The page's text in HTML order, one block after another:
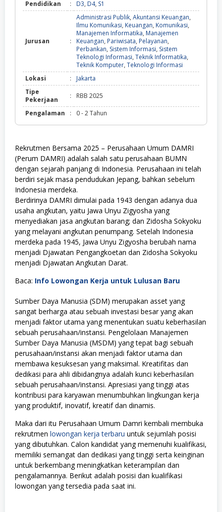
Pendidikan : D3, D4, S1
Jurusan :
Administrasi Publik, Akuntansi Keuangan,
Ilmu Komunikasi, Keuangan, Komunikasi,
Manajemen Informatika, Manajemen
Keuangan, Pariwisata, Pelayanan,
Perbankan, Sistem Informasi, Sistem
Teknologi Informasi, Teknik Informatika,
Teknik Komputer, Teknologi Informasi
Lokasi
:
Jakarta
Tipe
Pekerjaan
: RBB 2025
Pengalaman : 0 - 2 Tahun
Rekrutmen Bersama 2025 – Perusahaan Umum DAMRI
(Perum DAMRI) adalah salah satu perusahaan BUMN
dengan sejarah panjang di Indonesia. Perusahaan ini telah
berdiri sejak masa pendudukan Jepang, bahkan sebelum
Indonesia merdeka.
Berdirinya DAMRI dimulai pada 1943 dengan adanya dua
usaha angkutan, yaitu Jawa Unyu Zigyosha yang
menyediakan jasa angkutan barang; dan Zidosha Sokyoku
yang melayani angkutan penumpang. Setelah Indonesia
merdeka pada 1945, Jawa Unyu Zigyosha berubah nama
menjadi Djawatan Pengangkoetan dan Zidosha Sokyoku
menjadi Djawatan Angkutan Darat.
Baca: Info Lowongan Kerja untuk Lulusan Baru
Sumber Daya Manusia (SDM) merupakan asset yang
sangat berharga atau sebuah investasi besar yang akan
menjadi faktor utama yang menentukan suatu keberhasilan
sebuah perusahaan/instansi. Pengelolaan Manajemen
Sumber Daya Manusia (MSDM) yang tepat bagi sebuah
perusahaan/instansi akan menjadi faktor utama dan
membawa kesuksesan yang maksimal. Kreatifitas dan
dedikasi para ahli dibidangnya adalah kunci keberhasilan
sebuah perusahaan/instansi. Apresiasi yang tinggi atas
kontribusi para karyawan menumbuhkan lingkungan kerja
yang produktif, inovatif, kreatif dan dinamis.
Maka dari itu Perusahaan Umum Damri kembali membuka
rekrutmen lowongan kerja terbaru untuk sejumlah posisi
yang dibutuhkan. Calon kandidat yang memenuhi kualifikasi,
memiliki semangat dan dedikasi yang tinggi serta keinginan
untuk berkembang meningkatkan keterampilan dan
pengalamannya. Berikut adalah posisi dan kualifikasi
lowongan yang tersedia pada saat ini.